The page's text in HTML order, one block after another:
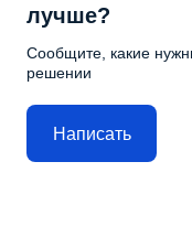
лучше?
Сообщите, какие
решении
Написать